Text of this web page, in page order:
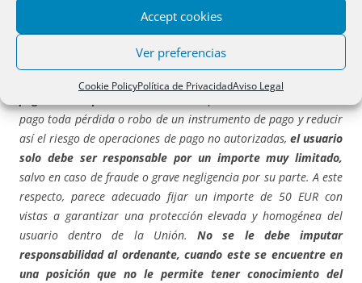
Accept cookies
Ver preferencias
Cookie PolicyPolítica de PrivacidadAviso Legal
noviembre de 2015, sobre servicios de pago en el mercado
“A fin de ofrecer incentivos para que
el usuario de servicios de
pago toda pérdida o robo de un instrumento de pago y reducir
así el riesgo de operaciones de pago no autorizadas, el usuario
solo debe ser responsable por un importe muy limitado,
salvo en caso de fraude o grave negligencia por su parte. A este
respecto, parece adecuado fijar un importe de 50 EUR con
vistas a garantizar una protección elevada y homogénea del
usuario dentro de la Unión.No se le debe imputar
responsabilidad al ordenante, cuando este se encuentre en
una posición que no le permite tener conocimiento del